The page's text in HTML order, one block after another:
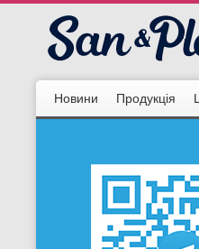
Новини Продукція